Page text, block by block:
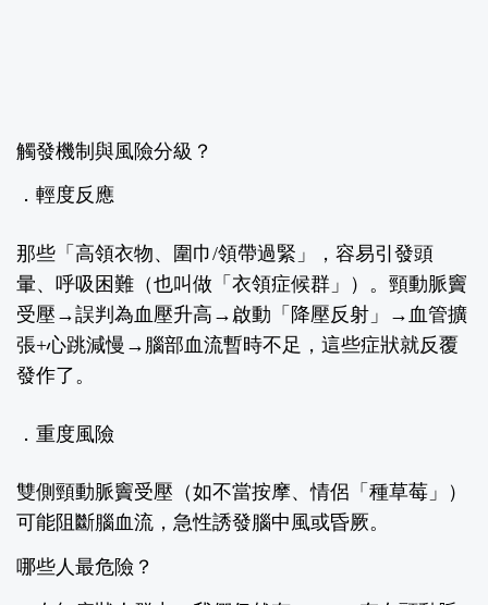
觸發機制與風險分級？
．輕度反應
那些「高領衣物、圍巾/領帶過緊」，容易引發頭
暈、呼吸困難（也叫做「衣領症候群」）。 頸動脈竇
受壓→誤判為血壓升高→啟動「降壓反射」→血管擴
張+心跳減慢→腦部血流暫時不足，這些症狀就反覆
發作了。
． 重度風險
雙側頸動脈竇受壓（如不當按摩、情侶「種草莓」）
可能阻斷腦血流，急性誘發腦中風或昏厥。
哪些人最危險？